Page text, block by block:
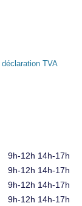
déclaration TVA
9h-12h 14h-17h
9h-12h 14h-17h
9h-12h 14h-17h
9h-12h 14h-17h